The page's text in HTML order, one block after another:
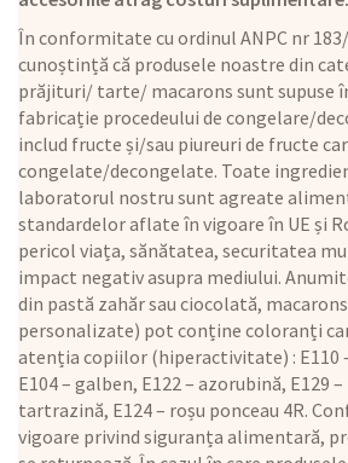
În conformitate cu ordinul ANPC nr
cunoștință că produsele noastre din
prăjituri/ tarte/ macarons sunt supuse
fabricație procedeului de congelare/
includ fructe și/sau piureuri de fructe
congelate/decongelate. Toate
laboratorul nostru sunt agreate
standardelor aflate în vigoare în UE și
pericol viața, sănătatea, securitatea
impact negativ asupra mediului.
din pastă zahăr sau ciocolată,
personalizate) pot conține coloranți
atenția copiilor (hiperactivitate) : E110
E104 – galben, E122 – azorubină, E129
tartrazină, E124 – roșu ponceau 4R.
vigoare privind siguranța alimentară,